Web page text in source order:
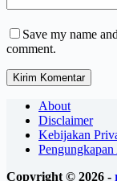
Save my name
comment.
Kirim Komentar
About
Disclaimer
Kebijakan
Copyright © 2026 -